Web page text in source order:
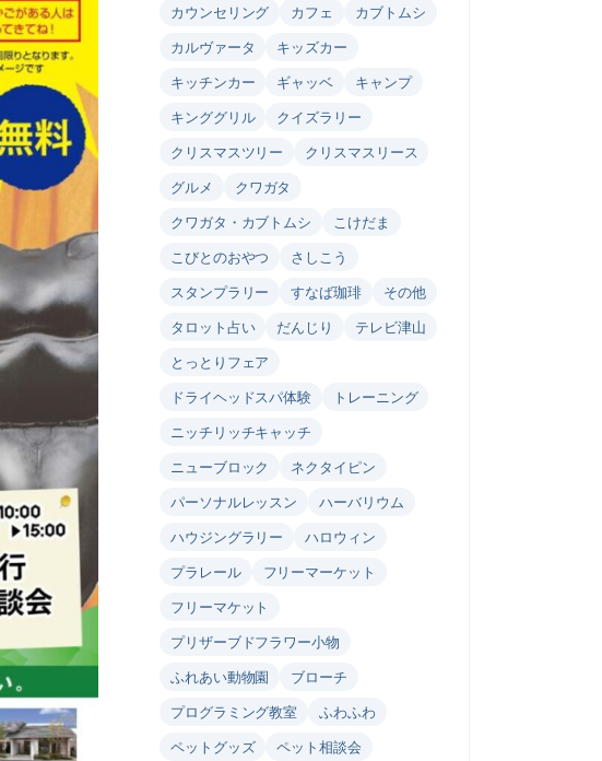
カウンセリング
カフェ
カブトムシ
カルヴァータ
キッズカー
キッチンカー
ギャッベ
キャンプ
キンググリル
クイズラリー
クリスマスツリー
クリスマスリース
グルメ
クワガタ
クワガタ・カブトムシ
こけだま
こびとのおやつ
さしこう
スタンプラリー
すなば珈琲
その他
タロット占い
だんじり
テレビ津山
とっとりフェア
ドライヘッドスパ体験
トレーニング
ニッチリッチキャッチ
ニューブロック
ネクタイピン
パーソナルレッスン
ハーバリウム
ハウジングラリー
ハロウィン
プラレール
フリーマーケット
フリーマケット
プリザーブドフラワー小物
ふれあい動物園
ブローチ
プログラミング教室
ふわふわ
ペットグッズ
ペット相談会